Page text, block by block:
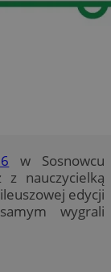
w Sosnowcu
nauczycielką
edycji
wygrali